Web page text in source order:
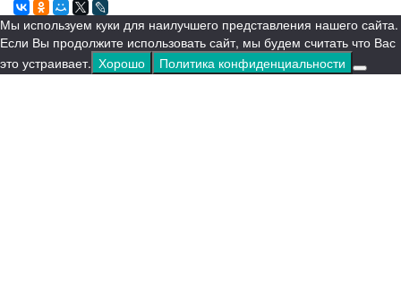
Мы используем куки для наилучшего представления нашего сайта.
Если Вы продолжите использовать сайт, мы будем считать что Вас
это устраивает. Хорошо Политика конфиденциальности